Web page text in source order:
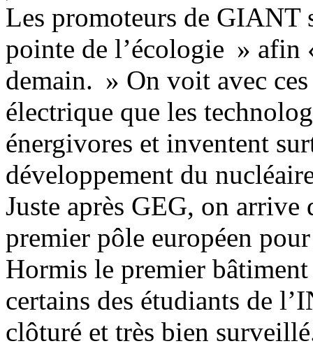
Les promoteurs de GIANT
pointe de l’écologie »
demain. » On voit avec
électrique que les
énergivores et inventent
développement du
Juste après GEG, on
premier pôle européen
Hormis le premier
certains des étudiants de
clôturé et très bien